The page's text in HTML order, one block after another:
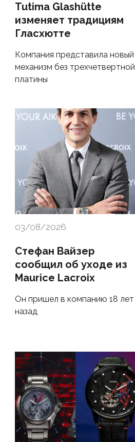
Tutima Glashütte
изменяет традициям
Гласхютте
Компания представила новый
механизм без трехчетвертной
платины
03/08/2026
Стефан Вайзер
сообщил об уходе из
Maurice Lacroix
Он пришел в компанию 18 лет
назад